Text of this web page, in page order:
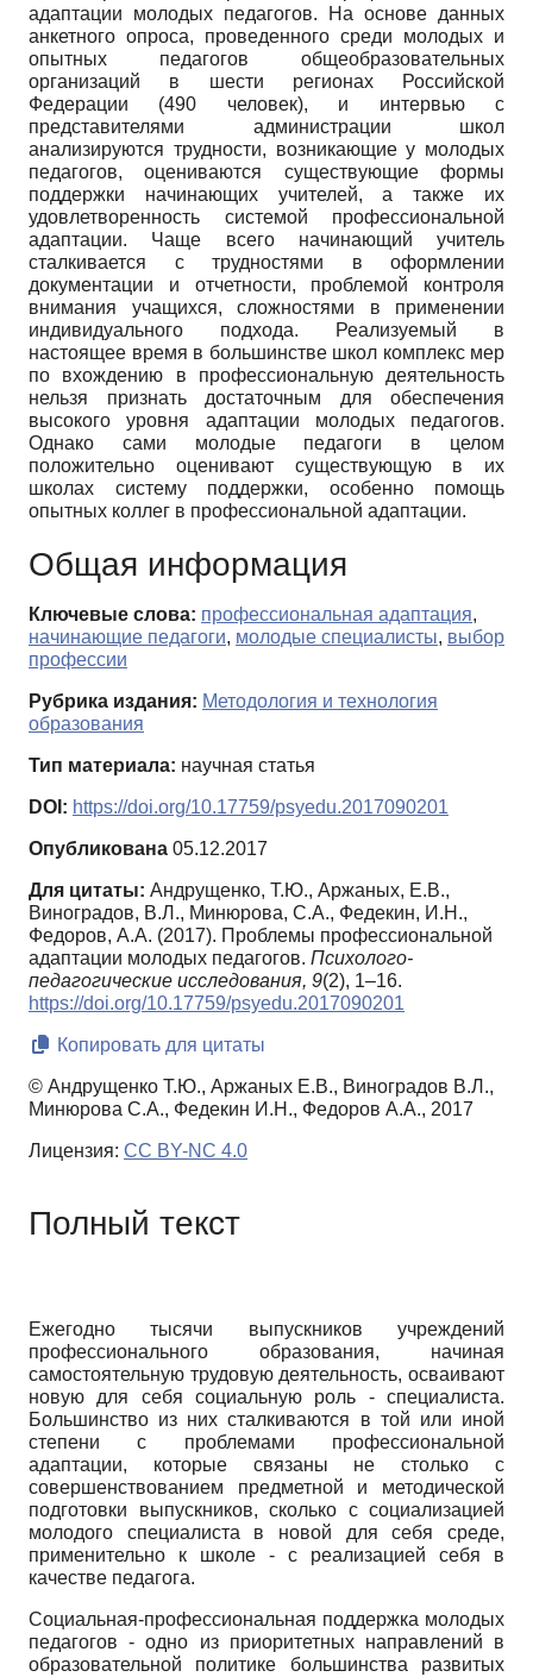
адаптации молодых педагогов. На основе данных
анкетного опроса, проведенного среди молодых и
опытных педагогов общеобразовательных
организаций в шести регионах Российской
Федерации (490 человек), и интервью с
представителями администрации школ
анализируются трудности, возникающие у молодых
педагогов, оцениваются существующие формы
поддержки начинающих учителей, а также их
удовлетворенность системой профессиональной
адаптации. Чаще всего начинающий учитель
сталкивается с трудностями в оформлении
документации и отчетности, проблемой контроля
внимания учащихся, сложностями в применении
индивидуального подхода. Реализуемый в
настоящее время в большинстве школ комплекс мер
по вхождению в профессиональную деятельность
нельзя признать достаточным для обеспечения
высокого уровня адаптации молодых педагогов.
Однако сами молодые педагоги в целом
положительно оценивают существующую в их
школах систему поддержки, особенно помощь
опытных коллег в профессиональной адаптации.
Общая информация
Ключевые слова: профессиональная адаптация,
начинающие педагоги, молодые специалисты, выбор
профессии
Рубрика издания: Методология и технология
образования
Тип материала: научная статья
DOI: https://doi.org/10.17759/psyedu.2017090201
Опубликована 05.12.2017
Для цитаты: Андрущенко, Т.Ю., Аржаных, Е.В.,
Виноградов, В.Л., Минюрова, С.А., Федекин, И.Н.,
Федоров, А.А. (2017). Проблемы профессиональной
адаптации молодых педагогов. Психолого-
педагогические исследования, 9(2), 1–16.
https://doi.org/10.17759/psyedu.2017090201
Копировать для цитаты
© Андрущенко Т.Ю., Аржаных Е.В., Виноградов В.Л.,
Минюрова С.А., Федекин И.Н., Федоров А.А., 2017
Лицензия: CC BY-NC 4.0
Полный текст
Ежегодно тысячи выпускников учреждений
профессионального образования, начиная
самостоятельную трудовую деятельность, осваивают
новую для себя социальную роль - специалиста.
Большинство из них сталкиваются в той или иной
степени с проблемами профессиональной
адаптации, которые связаны не столько с
совершенствованием предметной и методической
подготовки выпускников, сколько с социализацией
молодого специалиста в новой для себя среде,
применительно к школе - с реализацией себя в
качестве педагога.
Социальная-профессиональная поддержка молодых
педагогов - одно из приоритетных направлений в
образовательной политике большинства развитых